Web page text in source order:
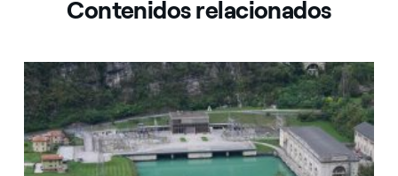
Contenidos relacionados